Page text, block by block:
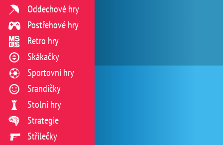
Oddechové hry
Postřehové hry
Retro hry
Skákačky
Sportovní hry
Srandičky
Stolní hry
Strategie
Střílečky